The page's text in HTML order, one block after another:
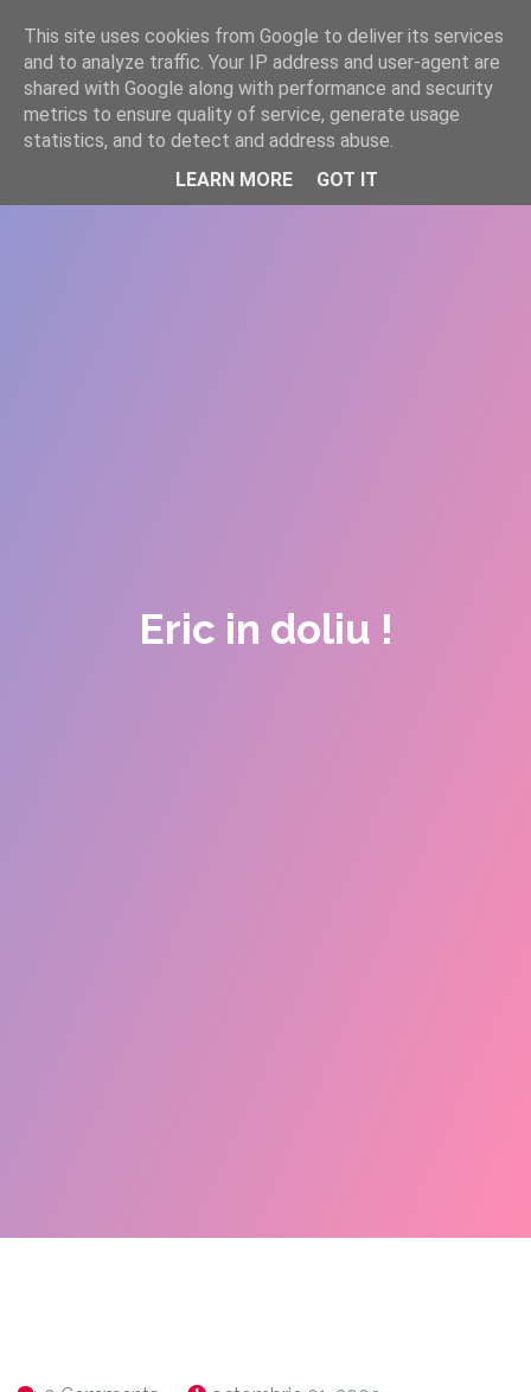
WWW.GAZISTI.RO
Eric in doliu !
This site uses cookies from Google to deliver its services
and to analyze traffic. Your IP address and user-agent are
shared with Google along with performance and security
metrics to ensure quality of service, generate usage
statistics, and to detect and address abuse.
LEARN MORE
GOT IT